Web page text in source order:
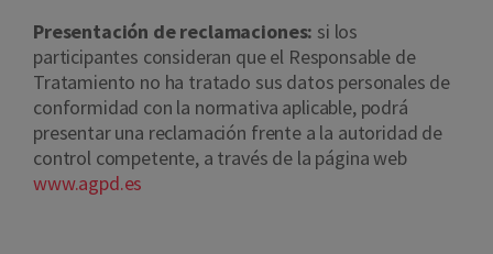
Presentación de reclamaciones: si los
participantes consideran que el Responsable de
Tratamiento no ha tratado sus datos personales de
conformidad con la normativa aplicable, podrá
presentar una reclamación frente a la autoridad de
control competente, a través de la página web
www.agpd.es